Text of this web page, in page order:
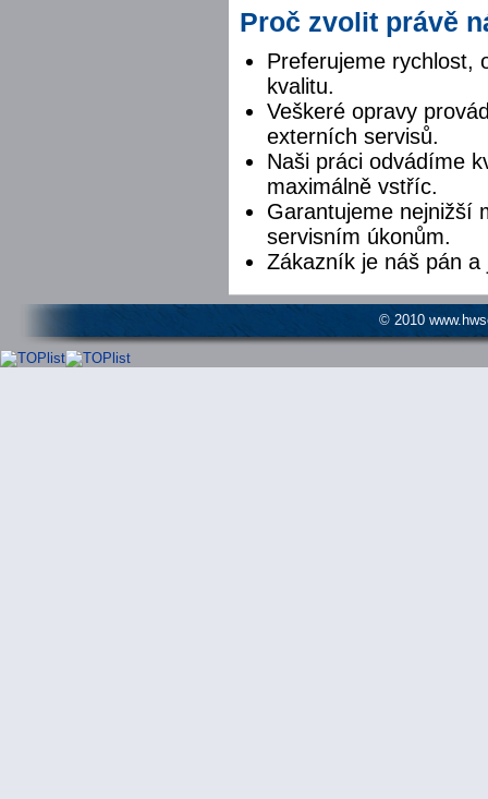
Proč zvolit právě
Preferujeme rychlost,
kvalitu.
Veškeré opravy
externích servisů.
Naši práci odvádíme
maximálně vstříc.
Garantujeme nejnižší
servisním úkonům.
Zákazník je náš pán
© 2010